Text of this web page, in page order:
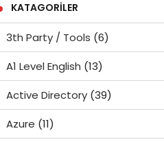
KATAGORILER
3th Party / Tools (6)
A1 Level English (13)
Active Directory(39)
Azure (11)